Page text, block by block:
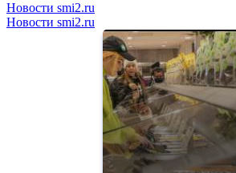
Новости smi2.ru
Новости smi2.ru